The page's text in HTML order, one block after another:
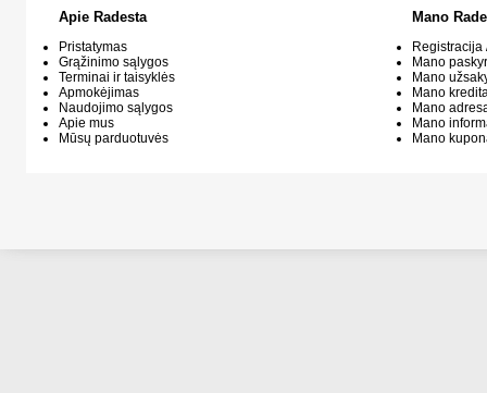
Apie Radesta
Pristatymas
Grąžinimo sąlygos
Terminai ir taisyklės
Apmokėjimas
Naudojimo sąlygos
Apie mus
Mūsų parduotuvės
Mano
Mano
Mano
Mano
Mano
Mano
Mano